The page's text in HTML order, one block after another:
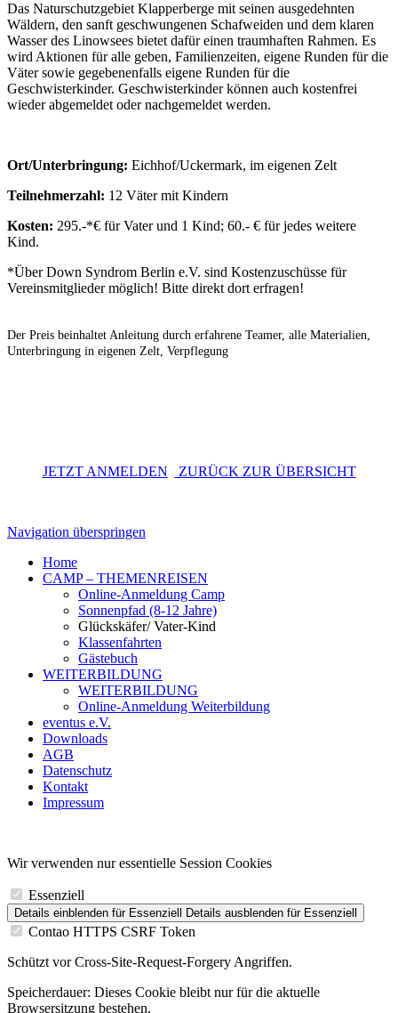
Das Naturschutzgebiet Klapperberge mit seinen ausgedehnten
Wäldern, den sanft geschwungenen Schafweiden und dem klaren
Wasser des Linowsees bietet dafür einen traumhaften Rahmen. Es
wird Aktionen für alle geben, Familienzeiten, eigene Runden für die
Väter sowie gegebenenfalls eigene Runden für die
Geschwisterkinder. Geschwisterkinder können auch kostenfrei
wieder abgemeldet oder nachgemeldet werden.
Ort/Unterbringung: Eichhof/Uckermark, im eigenen Zelt
Teilnehmerzahl: 12 Väter mit Kindern
Kosten: 295.-*€ für Vater und 1 Kind; 60.- € für jedes weitere
Kind.
*Über Down Syndrom Berlin e.V. sind Kostenzuschüsse für
Vereinsmitglieder möglich! Bitte direkt dort erfragen!
Der Preis beinhaltet Anleitung durch erfahrene Teamer, alle Materialien,
Unterbringung in eigenen Zelt, Verpflegung
JETZT ANMELDEN ZURÜCK ZUR ÜBERSICHT
Navigation überspringen
Home
CAMP – THEMENREISEN
Online-Anmeldung Camp
Sonnenpfad (8-12 Jahre)
Glückskäfer/ Vater-Kind
Klassenfahrten
Gästebuch
WEITERBILDUNG
WEITERBILDUNG
Online-Anmeldung Weiterbildung
eventus e.V.
Downloads
AGB
Datenschutz
Kontakt
Impressum
Wir verwenden nur essentielle Session Cookies
Essenziell
Details einblenden für Essenziell Details ausblenden für Essenziell
Contao HTTPS CSRF Token
Schützt vor Cross-Site-Request-Forgery Angriffen.
Speicherdauer: Dieses Cookie bleibt nur für die aktuelle
Browsersitzung bestehen.